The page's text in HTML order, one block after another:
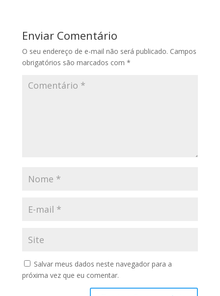
Enviar Comentário
O seu endereço de e-mail não será publicado. Campos
obrigatórios são marcados com *
Salvar meus dados neste navegador para a
próxima vez que eu comentar.